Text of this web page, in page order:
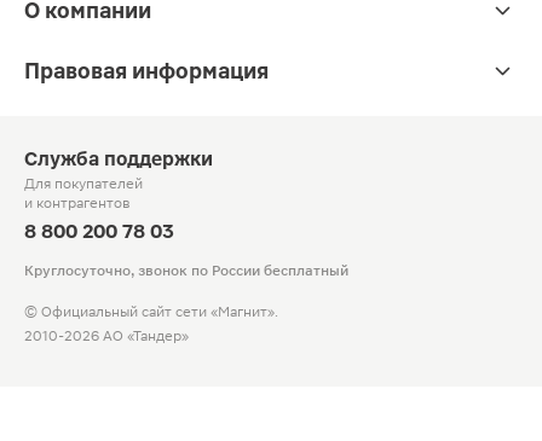
О компании
Правовая информация
Служба поддержки
Для покупателей
и контрагентов
8 800 200 78 03
Круглосуточно, звонок по России бесплатный
© Официальный сайт сети «Магнит».
2010-2026 АО «Тандер»